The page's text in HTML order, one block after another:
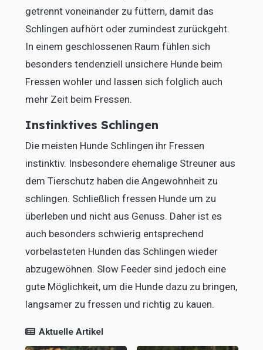
getrennt voneinander zu füttern, damit das
Schlingen aufhört oder zumindest zurückgeht.
In einem geschlossenen Raum fühlen sich
besonders tendenziell unsichere Hunde beim
Fressen wohler und lassen sich folglich auch
mehr Zeit beim Fressen.
Instinktives Schlingen
Die meisten Hunde Schlingen ihr Fressen
instinktiv. Insbesondere ehemalige Streuner aus
dem Tierschutz haben die Angewohnheit zu
schlingen. Schließlich fressen Hunde um zu
überleben und nicht aus Genuss. Daher ist es
auch besonders schwierig entsprechend
vorbelasteten Hunden das Schlingen wieder
abzugewöhnen. Slow Feeder sind jedoch eine
gute Möglichkeit, um die Hunde dazu zu bringen,
langsamer zu fressen und richtig zu kauen.
Aktuelle Artikel